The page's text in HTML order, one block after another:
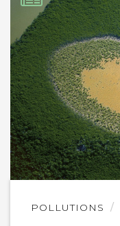
POLLUTIONS
Lire